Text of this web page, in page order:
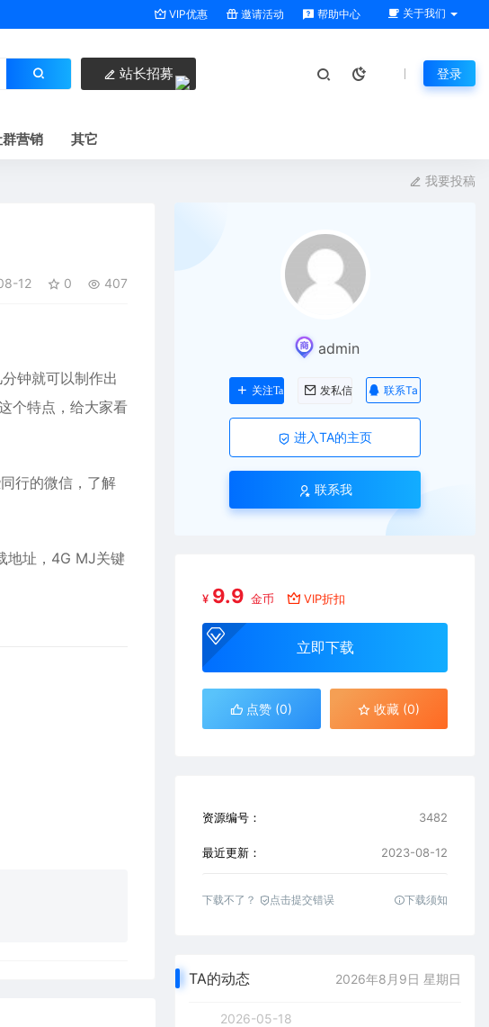
VIP优惠 邀请活动 帮助中心 关于我们
站长招募 登录
营销 其它
我要投稿
12 0 407
钟就可以制作出
个特点，给大家看
行的微信，了解
地址，4G MJ关键
admin
关注Ta 发私信 联系Ta
进入TA的主页
联系我
¥ 9.9 金币 VIP折扣
立即下载
点赞 (0) 收藏 (0)
资源编号： 3482
最近更新： 2023-08-12
下载不了？ 点击提交错误 下载须知
TA的动态 2026年8月9日 星期日
2026-05-18